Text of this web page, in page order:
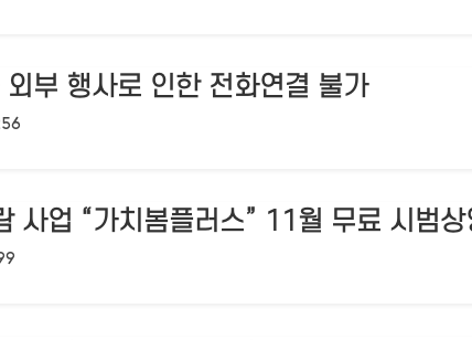
부 행사로 인한 전화연결 불가
수:
사업 “가치봄플러스” 11월 무료 시범
: